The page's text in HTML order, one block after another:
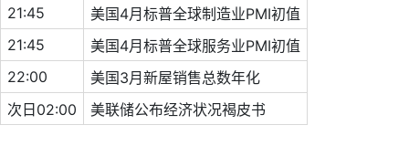
21:45
美国4月标普全球制造业PMI初值
21:45
美国4月标普全球服务业PMI初值
22:00
美国3月新屋销售总数年化
次日02:00
美联储公布经济状况褐皮书